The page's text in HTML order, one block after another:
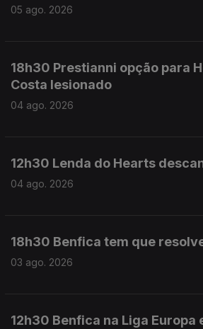
05 ago. 2026
18h30 Prestianni opção para
Costa lesionado
04 ago. 2026
12h30 Lenda do Hearts
04 ago. 2026
18h30 Benfica tem que
03 ago. 2026
12h30 Benfica na Liga Europa